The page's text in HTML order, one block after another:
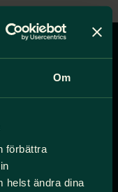
Om
förbättra
helst ändra dina